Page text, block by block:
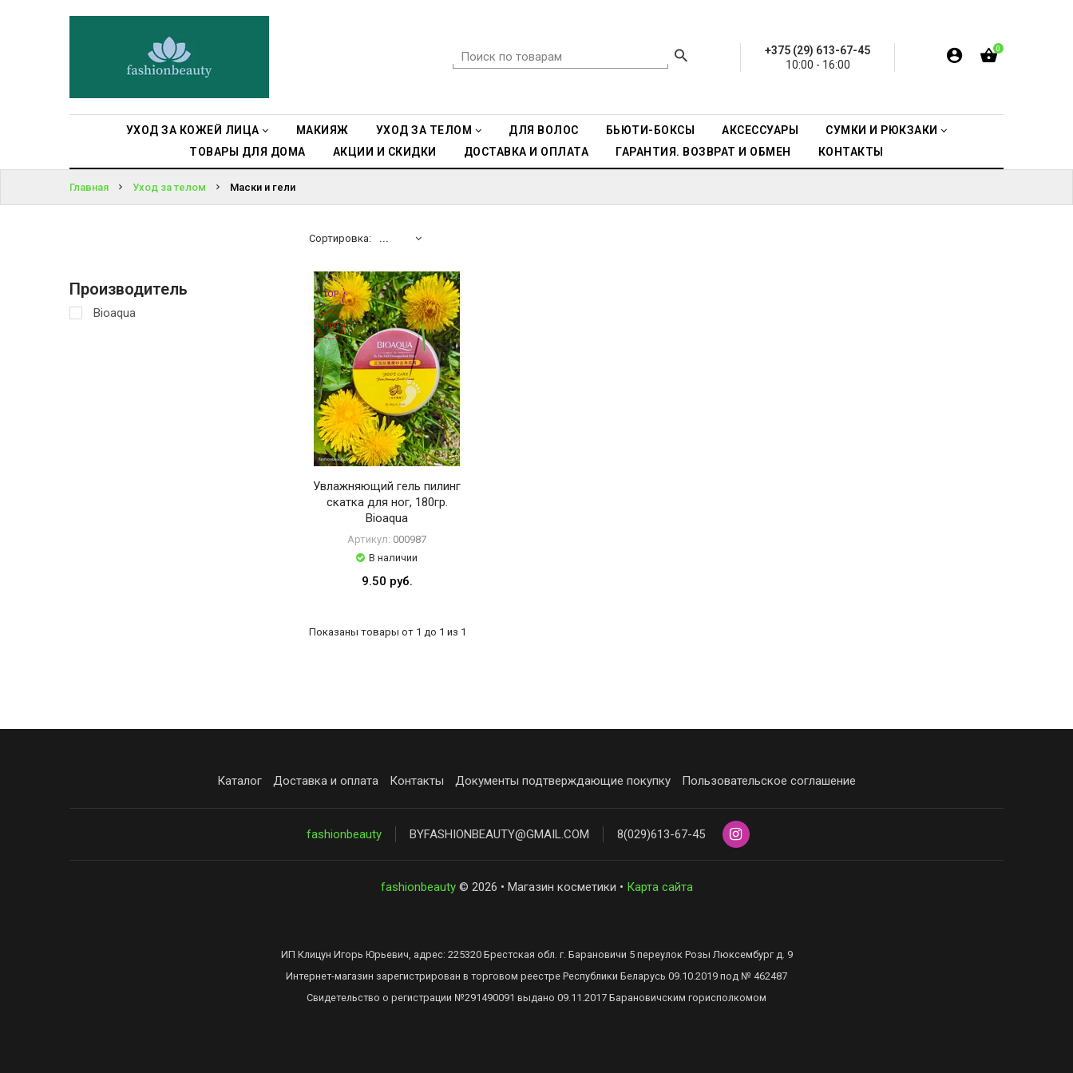
+375 (29) 613-67-45
10:00 - 16:00
0
УХОД ЗА КОЖЕЙ ЛИЦА МАКИЯЖ УХОД ЗА ТЕЛОМ ДЛЯ ВОЛОС БЬЮТИ-БОКСЫ АКСЕССУАРЫ
СУМКИ И РЮКЗАКИ
ТОВАРЫ ДЛЯ ДОМА
АКЦИИ И СКИДКИ ДОСТАВКА И ОПЛАТА ГАРАНТИЯ. ВОЗВРАТ И ОБМЕН КОНТАКТЫ
ДЛЯ ВОЛОС
ВОЙТИ
ПАРОЛЬ?
Главная Уход за телом Маски и гели
Производитель
Bioaqua
Сортировка: ...
TOP
HOT
Увлажняющий гель пилинг
скатка для ног, 180гр.
Bioaqua
Артикул: 000987
В наличии
9.50 руб.
Показаны товары от 1 до 1 из 1
Каталог Доставка и оплата Контакты Документы подтверждающие покупку Пользовательское соглашение
fashionbeauty BYFASHIONBEAUTY@GMAIL.COM 8(029)613-67-45
fashionbeauty© 2026 • Магазин косметики • Карта сайта
ИП Клицун Игорь Юрьевич, адрес: 225320 Брестская обл. г. Барановичи 5 переулок Розы Люксембург д. 9
Интернет-магазин зарегистрирован в торговом реестре Республики Беларусь 09.10.2019 под № 462487
Свидетельство о регистрации №291490091 выдано 09.11.2017 Барановичским горисполкомом